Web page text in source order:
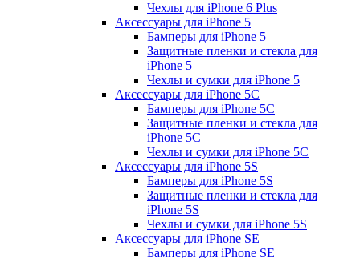
Чехлы для iPhone 6 Plus
Аксессуары для iPhone 5
Бамперы для iPhone 5
Защитные пленки и стекла для
iPhone 5
Чехлы и сумки для iPhone 5
Аксессуары для iPhone 5C
Бамперы для iPhone 5C
Защитные пленки и стекла для
iPhone 5C
Чехлы и сумки для iPhone 5C
Аксессуары для iPhone 5S
Бамперы для iPhone 5S
Защитные пленки и стекла для
iPhone 5S
Чехлы и сумки для iPhone 5S
Аксессуары для iPhone SE
Бамперы для iPhone SE